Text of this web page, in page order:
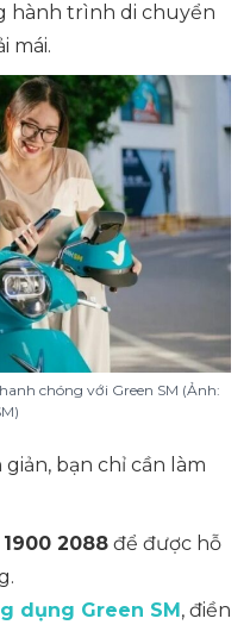
hành trình di chuyển
mái.
chóng với Green SM (Ảnh:
bạn chỉ cần làm
1900 2088 để được hỗ
dụng Green SM, điền